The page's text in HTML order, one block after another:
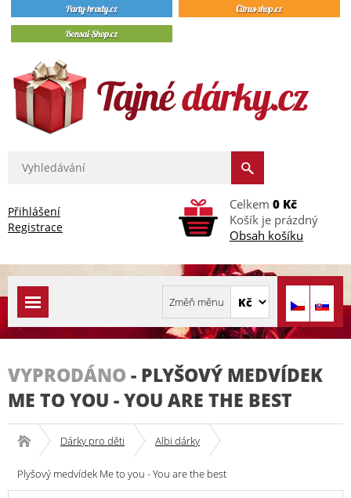
Přihlášení
Registrace
Celkem 0 Kč
Košík je prázdný
Obsah košíku
VYPRODÁNO - PLYŠOVÝ MEDVÍDEK
ME TO YOU - YOU ARE THE BEST
Dárky pro děti Albi dárky
Plyšový medvídek Me to you - You are the best